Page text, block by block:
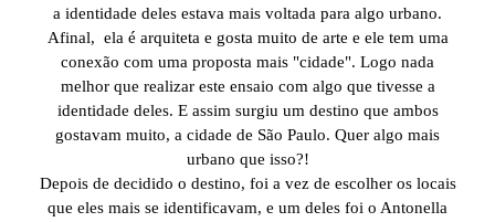
a identidade deles estava mais voltada para algo urbano.
Afinal, ela é arquiteta e gosta muito de arte e ele tem uma
conexão com uma proposta mais "cidade". Logo nada
melhor que realizar este ensaio com algo que tivesse a
identidade deles. E assim surgiu um destino que ambos
gostavam muito, a cidade de São Paulo. Quer algo mais
urbano que isso?!
Depois de decidido o destino, foi a vez de escolher os locais
que eles mais se identificavam, e um deles foi o Antonella